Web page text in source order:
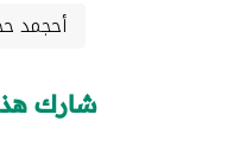
أحجمد
شارك